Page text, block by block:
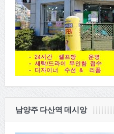
남양주 다산역 데시앙